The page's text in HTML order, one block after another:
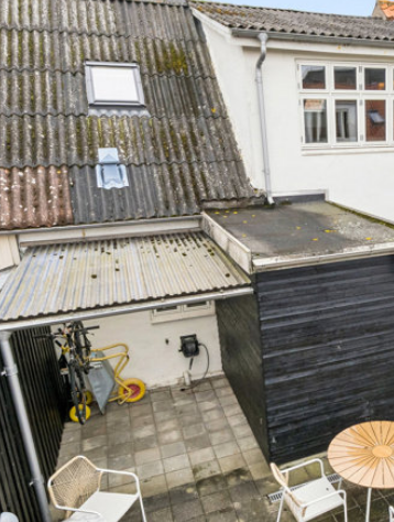
En base skabt til livsnydere -
Boligen er skræddersyet til dig,
vedligeholdelse. Her er et hjem,
din fritid på det, der giver dig
Bag huset åbenbarer sig en
leder tankerne hen på en
hvor de varme dage kan nydes
grillen og terrassevarmeren
til en stemningsfuld oase, hvor
venners lag.
Området - nærmiljø
"Fiskerbyen" er et historisk
er karakteriseret ved
gårdhaver, noget som vidner